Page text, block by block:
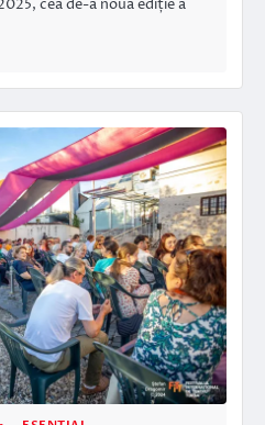
cea de-a noua ediție a